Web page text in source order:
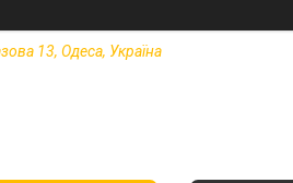
13, Одеса, Україна